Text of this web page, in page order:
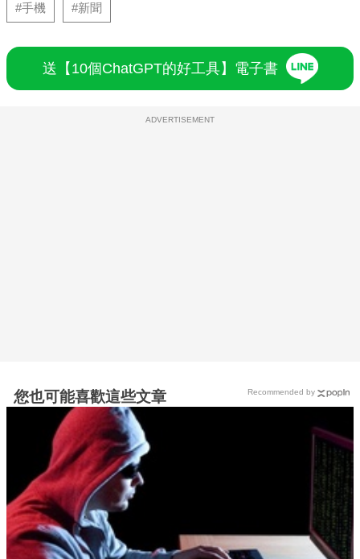
#手機 #新聞
送【10個ChatGPT的好工具】電子書
ADVERTISEMENT
您也可能喜歡這些文章 Recommended by